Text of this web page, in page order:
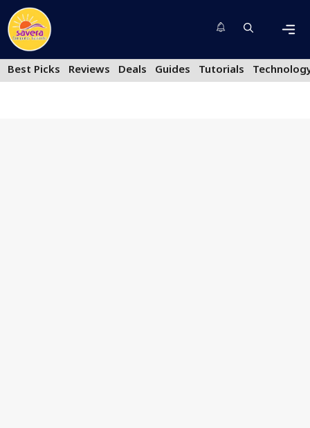
Skip
to
content
Best Picks
Reviews Deals Guides Tutorials